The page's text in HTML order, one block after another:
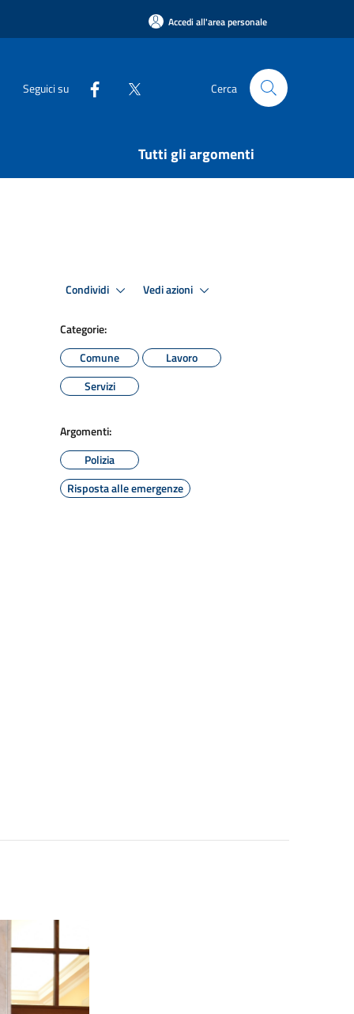
Accedi all'area personale
Seguici su Cerca
Tutti gli argomenti
Condividi Vedi azioni
Categorie:
Comune
Lavoro
Servizi
Argomenti:
Polizia
Risposta alle emergenze